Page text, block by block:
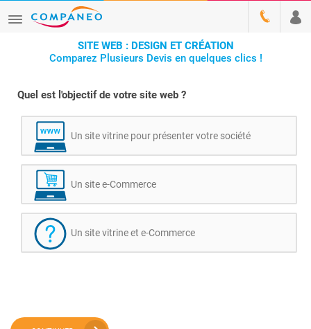
SITE WEB : DESIGN ET CRÉATION
Comparez Plusieurs Devis en quelques clics !
Quel est l'objectif de votre site web ?
Un site vitrine pour présenter votre société
Un site e-Commerce
Un site vitrine et e-Commerce